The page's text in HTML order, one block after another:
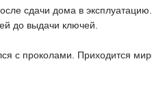
сдачи дома в
до выдачи ключей.
с проколами. Приходится